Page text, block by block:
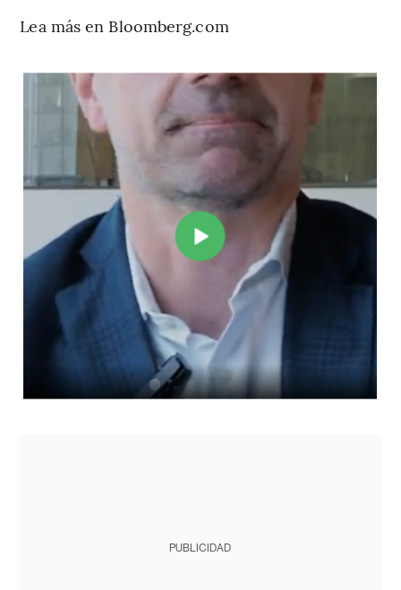
Lea más en Bloomberg.com
PUBLICIDAD